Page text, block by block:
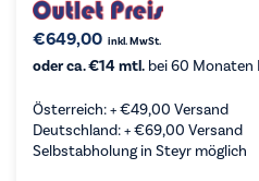
€649,00 inkl. MwSt.
oder ca. €14 mtl. bei 60 Monaten
Österreich: +€49,00 Versand
Deutschland: +€69,00 Versand
Selbstabholung in Steyr möglich